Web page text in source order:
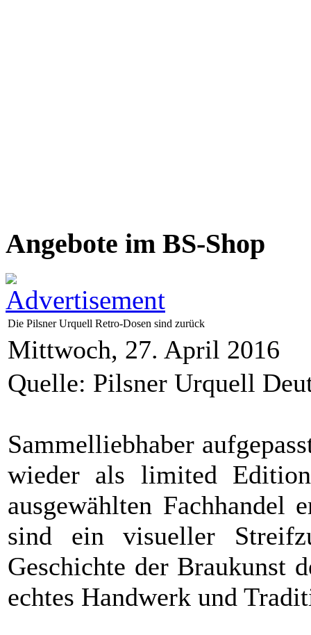
Angebote im BS-Shop
Die Pilsner Urquell Retro-Dosen sind zurück
Mittwoch, 27. April 2016
Quelle: Pilsner Urquell
Sammelliebhaber
wieder als limited
ausgewählten Fachhandel
sind ein visueller
Geschichte der Braukunst
echtes Handwerk und